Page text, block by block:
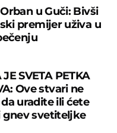
u Guči: Bivši
premijer uživa u
JE SVETA PETKA
Ove stvari ne
uradite ili ćete
gnev svetiteljke